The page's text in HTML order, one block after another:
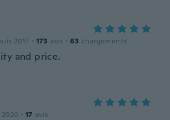
2017 · 173 avis · 63 chargements
and price.
· 17 avis